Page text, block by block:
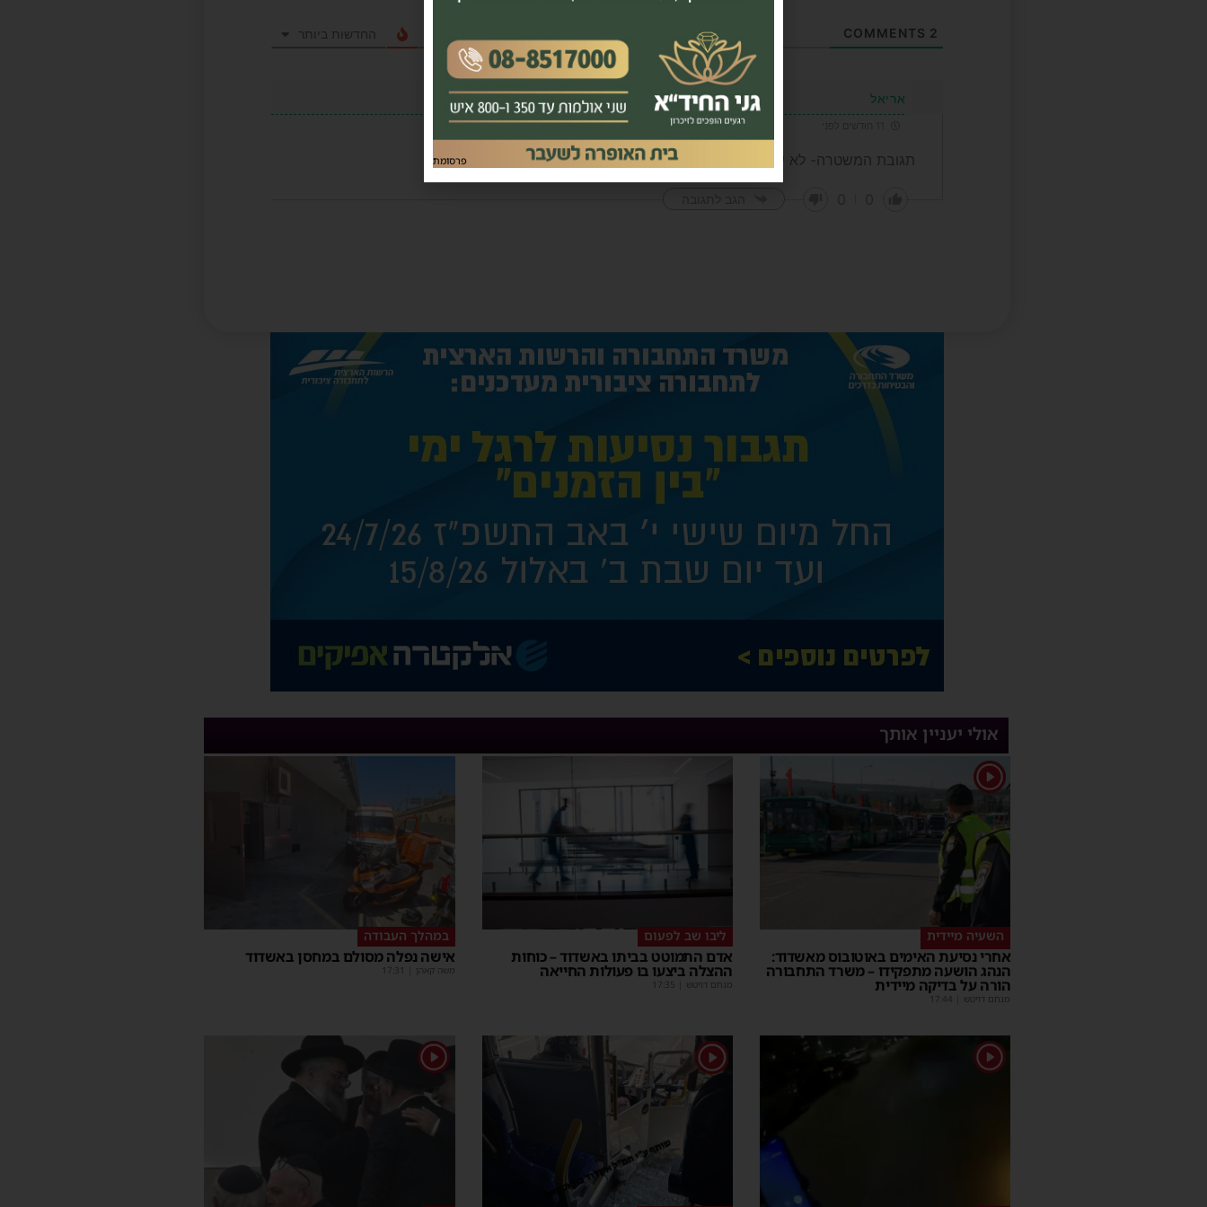
2 החדשות ביותר
אריאל
תגובת המשטרה- לא יודע אם לבכות או לצחוק…
אולי יעניין אותך
1
השעיה מיידית
אחרי נסיעת האימים באוטובוס מאשדוד:
הנהג הושעה מתפקידו – משרד התחבורה
הורה על בדיקה מיידית
מנחם דויטש 17:44
ליבו שב לפעום
אדם התמוטט בביתו באשדוד – כוחות
ההצלה ביצעו בו פעולות החייאה
מנחם דויטש 17:35
במהלך העבודה
אישה נפלה מסולם במחסן באשדוד
משה קאהן 17:31
1
1
1
פרסומת